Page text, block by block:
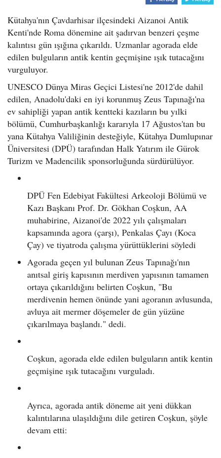
n
Kütahya'nın Çavdarhisar ilçesindeki Aizanoi Antik
Kenti'nde Roma dönemine ait şadırvan benzeri çeşme
kalıntısı gün ışığına çıkarıldı. Uzmanlar agorada elde
edilen bulguların antik kentin geçmişine ışık tutacağını
vurguluyor.
UNESCO Dünya Miras Geçici Listesi'ne 2012'de dahil
edilen, Anadolu'daki en iyi korunmuş Zeus Tapınağı'na
ev sahipliği yapan antik kentteki kazıların bu yılki
bölümü, Cumhurbaşkanlığı kararıyla 17 Ağustos'tan bu
yana Kütahya Valiliğinin desteğiyle, Kütahya Dumlupınar
Üniversitesi (DPÜ) tarafından Halk Yatırım ile Gürok
Turizm ve Madencilik sponsorluğunda sürdürülüyor.
DPÜ Fen Edebiyat Fakültesi Arkeoloji Bölümü ve
Kazı Başkanı Prof. Dr. Gökhan Coşkun, AA
muhabirine, Aizanoi'de 2022 yılı çalışmaları
kapsamında agora (çarşı), Penkalas Çayı (Koca
Çay) ve tiyatroda çalışma yürüttüklerini söyledi
Agorada geçen yıl bulunan Zeus Tapınağı'nın
anıtsal giriş kapısının merdiven yapısının tamamen
ortaya çıkarıldığını belirten Coşkun, "Bu
merdivenin hemen önünde yani agoranın avlusunda,
avluya ait mermer döşemeler de gün yüzüne
çıkarılmaya başlandı." dedi.
Coşkun, agorada elde edilen bulguların antik kentin
geçmişine ışık tutacağını vurguladı.
Ayrıca, agorada antik döneme ait yeni dükkan
kalıntılarına ulaşıldığını dile getiren Coşkun, şöyle
devam etti: